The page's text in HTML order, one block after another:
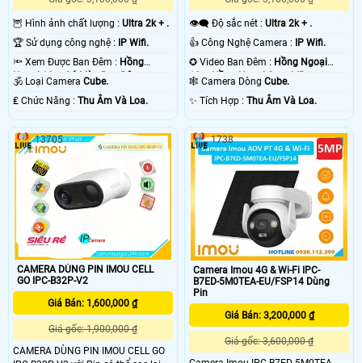
🦉 Hình ảnh chất lượng : Ultra 2k + .
🏆 Sử dụng công nghệ :
IP Wifi.
🔦 Xem Được Ban Đêm : Hồng
Ngoại 10m Có Màu Ban Ðêm.
🕉️ Loại Camera Cube.
️₤ Chức Năng : Thu Âm Và Loa.
👁️‍🗨 Độ sắc nét :Ultra 2k + .
👍 Công Nghệ Camera :
IP Wifi.
✪ Video Ban Đêm : Hồng Ngoại
10m Hồng Ngoại Smart IR.
🕸️ Camera DòngCube.
️✨ Tích Hợp :Thu Âm Và Loa.
CAMERA DÙNG PIN IMOU CELL
GO IPC-B32P-V2
Giá Bán: 1,600,000 ₫
Giá gốc: 1,900,000 ₫
CAMERA DÙNG PIN IMOU CELL GO
13705
Camera Imou 4G & Wi-Fi IPC-
B7ED-5M0TEA-EU/FSP14 Dùng
Pin
Giá Bán: 3,200,000 ₫
Giá gốc: 3,600,000 ₫
1738